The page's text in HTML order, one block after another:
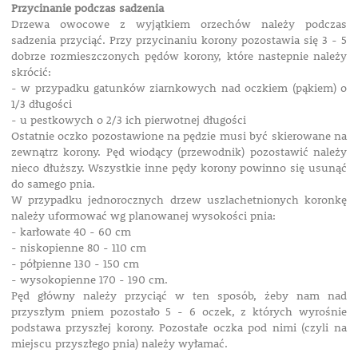
Przycinanie podczas sadzenia
Drzewa owocowe z wyjątkiem orzechów należy podczas
sadzenia przyciąć. Przy przycinaniu korony pozostawia się 3 - 5
dobrze rozmieszczonych pędów korony, które nastepnie należy
skrócić:
- w przypadku gatunków ziarnkowych nad oczkiem (pąkiem) o
1/3 długości
- u pestkowych o 2/3 ich pierwotnej długości
Ostatnie oczko pozostawione na pędzie musi być skierowane na
zewnątrz korony. Pęd wiodący (przewodnik) pozostawić należy
nieco dłuższy. Wszystkie inne pędy korony powinno się usunąć
do samego pnia.
W przypadku jednorocznych drzew uszlachetnionych koronkę
należy uformować wg planowanej wysokości pnia:
- karłowate 40 - 60 cm
- niskopienne 80 - 110 cm
- półpienne 130 - 150 cm
- wysokopienne 170 - 190 cm.
Pęd główny należy przyciąć w ten sposób, żeby nam nad
przyszłym pniem pozostało 5 - 6 oczek, z których wyrośnie
podstawa przyszłej korony. Pozostałe oczka pod nimi (czyli na
miejscu przyszłego pnia) należy wyłamać.